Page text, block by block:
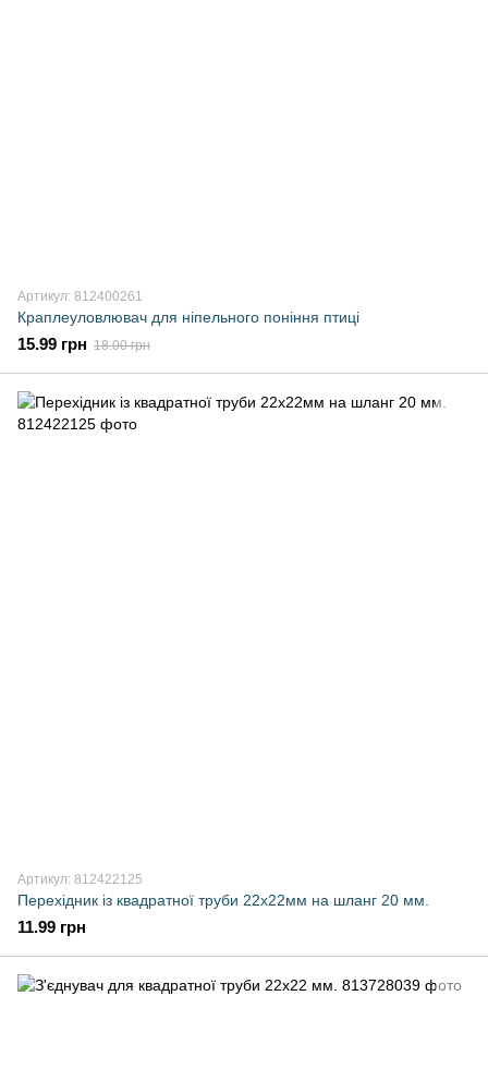
Артикул: 812400261
Краплеуловлювач для ніпельного поніння птиці
15.99 грн 18.00 грн
Артикул: 812422125
Перехідник із квадратної труби 22х22мм на шланг 20 мм.
11.99 грн